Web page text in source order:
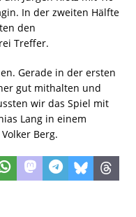
In der zweiten Hälfte
den
Treffer.
Gerade in der ersten
gut mithalten und
wir das Spiel mit
Lang in einem
Berg.